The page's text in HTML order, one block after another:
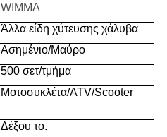
WIMMA
Άλλα είδη χύτευσης χάλυβα
Ασημένιο/Μαύρο
500 σετ/τμήμα
Μοτοσυκλέτα/ATV/Scooter
Δέξου το.